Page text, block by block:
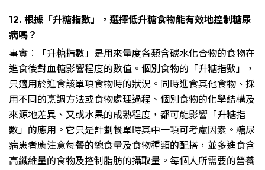
12. 根據「升糖指數」，選擇低升糖食物能有效地控制糖尿
病嗎？
事實︰「升糖指數」是用來量度各類含碳水化合物的食物在
進食後對血糖影響程度的數值。個別食物的「升糖指數」，
只適用於進食該單項食物時的狀況。同時進食其他食物、採
用不同的烹調方法或食物處理過程、個別食物的化學結構及
來源地差異、又或水果的成熟程度，都可能影響「升糖指
數」的應用。它只是計劃餐單時其中一項可考慮因素。糖尿
病患者應注意每餐的總食量及食物種類的配搭，並多進食含
高纖維量的食物及控制脂肪的攝取量。每個人所需要的營養